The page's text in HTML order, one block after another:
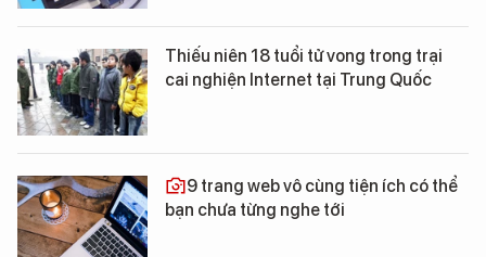
Thiếu niên 18 tuổi tử vong trong trại
cai nghiện Internet tại Trung Quốc
9 trang web vô cùng tiện ích có thể
bạn chưa từng nghe tới